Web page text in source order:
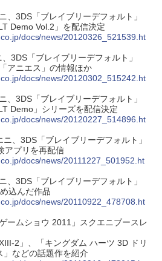
、3DS「ブレイブリーデフォルト」
Demo Vol.2」を配信決定
docs/news/20120326_521539.ht
3DS「ブレイブリーデフォルト」
アニエス」の情報ほか
docs/news/20120302_515242.ht
、3DS「ブレイブリーデフォルト」
Demo」シリーズを配信決定
docs/news/20120227_514896.ht
、3DS「ブレイブリーデフォルト」
アプリを再配信
docs/news/20111227_501952.ht
、3DS「ブレイブリーデフォルト」
込んだ作品
docs/news/20110922_478708.ht
ームショウ 2011」スクエニブースレ
2」、「キングダム ハーツ 3D ドリ
」などの話題作を紹介